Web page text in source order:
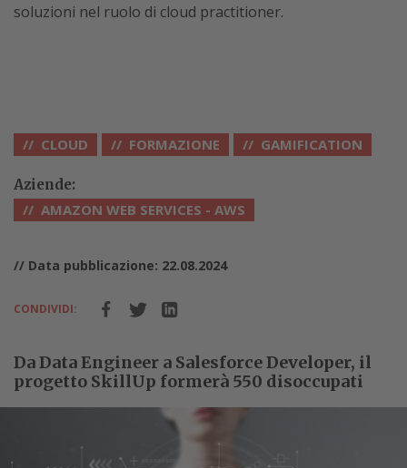
soluzioni nel ruolo di cloud practitioner.
CLOUD FORMAZIONE GAMIFICATION
Aziende:
AMAZON WEB SERVICES - AWS
// Data pubblicazione: 22.08.2024
CONDIVIDI:
Da Data Engineer a Salesforce Developer, il
progetto SkillUp formerà 550 disoccupati